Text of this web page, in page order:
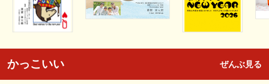
かっこいい ぜんぶ見る